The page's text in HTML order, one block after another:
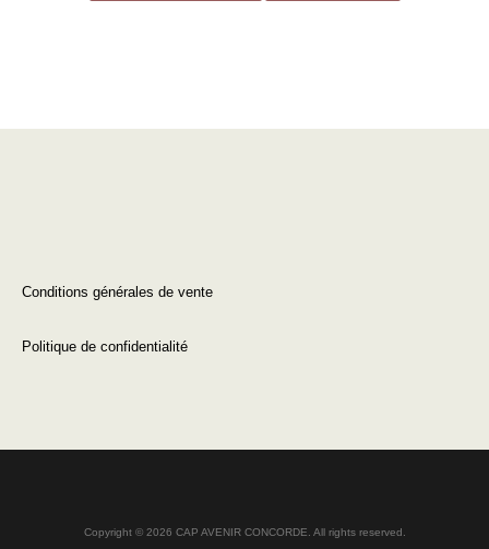
Conditions générales de vente
Politique de confidentialité
Copyright © 2026 CAP AVENIR CONCORDE. All rights reserved.